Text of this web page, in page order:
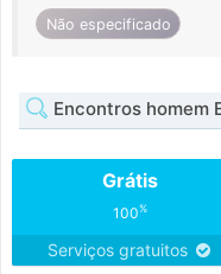
Não especificado
Encontros homem
Grátis
100%
Serviços gratuitos